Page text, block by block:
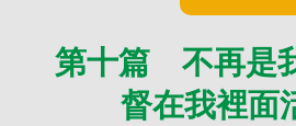
第十篇 不再是
督在我裡面